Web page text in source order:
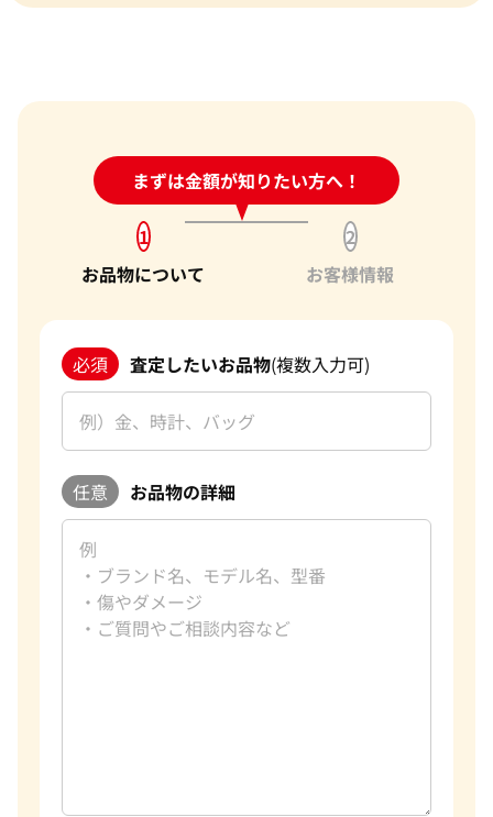
まずは金額が知りたい方へ！
24時間受付中!問い合わせフォーム
1
お品物について
2
お客様情報
必須 査定したいお品物(複数入力可)
任意 お品物の詳細